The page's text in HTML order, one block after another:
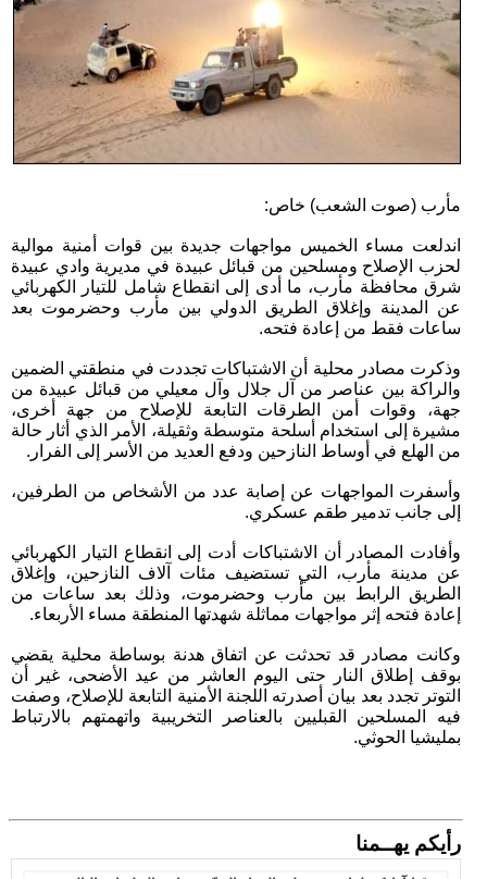
مأرب (صوت الشعب) خاص:
اندلعت مساء الخميس مواجهات جديدة بين قوات أمنية موالية
لحزب الإصلاح ومسلحين من قبائل عبيدة في مديرية وادي عبيدة
شرق محافظة مأرب، ما أدى إلى انقطاع شامل للتيار الكهربائي
عن المدينة وإغلاق الطريق الدولي بين مأرب وحضرموت بعد
ساعات فقط من إعادة فتحه.
وذكرت مصادر محلية أن الاشتباكات تجددت في منطقتي الضمين
والراكة بين عناصر من آل جلال وآل معيلي من قبائل عبيدة من
جهة، وقوات أمن الطرقات التابعة للإصلاح من جهة أخرى،
مشيرة إلى استخدام أسلحة متوسطة وثقيلة، الأمر الذي أثار حالة
من الهلع في أوساط النازحين ودفع العديد من الأسر إلى الفرار.
وأسفرت المواجهات عن إصابة عدد من الأشخاص من الطرفين،
إلى جانب تدمير طقم عسكري.
وأفادت المصادر أن الاشتباكات أدت إلى انقطاع التيار الكهربائي
عن مدينة مأرب، التي تستضيف مئات آلاف النازحين، وإغلاق
الطريق الرابط بين مأرب وحضرموت، وذلك بعد ساعات من
إعادة فتحه إثر مواجهات مماثلة شهدتها المنطقة مساء الأربعاء.
وكانت مصادر قد تحدثت عن اتفاق هدنة بوساطة محلية يقضي
بوقف إطلاق النار حتى اليوم العاشر من عيد الأضحى، غير أن
التوتر تجدد بعد بيان أصدرته اللجنة الأمنية التابعة للإصلاح، وصفت
فيه المسلحين القبليين بالعناصر التخريبية واتهمتهم بالارتباط
بمليشيا الحوثي.
رأيكم يهــمنا